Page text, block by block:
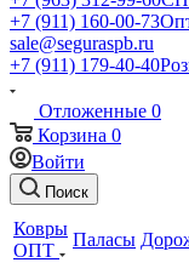
+7 (911) 160-00-73
sale@seguraspb.ru
+7 (911) 179-40-40
Отложенные 0
Корзина 0
Войти
Поиск
Ковры
ОПТ
Паласы